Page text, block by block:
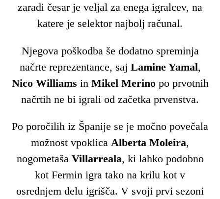
zaradi česar je veljal za enega igralcev, na
katere je selektor najbolj računal.
Njegova poškodba še dodatno spreminja
načrte reprezentance, saj Lamine Yamal,
Nico Williams in Mikel Merinopo prvotnih
načrtih ne bi igrali od začetka prvenstva.
Po poročilih iz Španije se je močno povečala
možnost vpoklica Alberta Moleira,
nogometaša Villarreala, ki lahko podobno
kot Fermin igra tako na krilu kot v
osrednjem delu igrišča. V svoji prvi sezoni